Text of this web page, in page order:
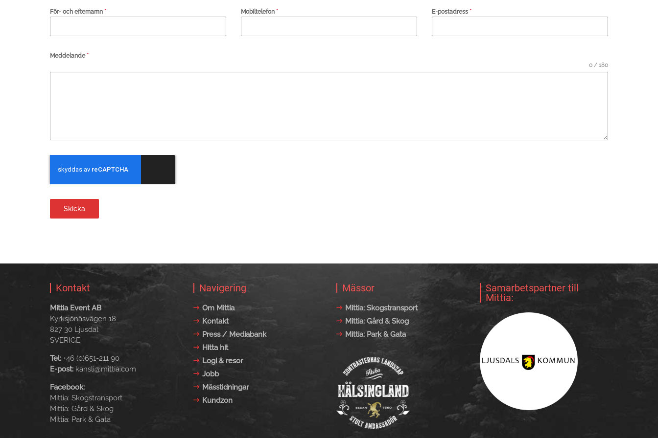
För- och efternamn * Mobiltelefon * E-postadress *
Meddelande*
0 / 180
Skicka
Kontakt
Mittia Event AB
Kyrksjönäsvägen 18
827 30 Ljusdal
SVERIGE
Tel: +46 (0)651-211 90
E-post: kansli@mittia.com
Facebook:
Mittia: Skogstransport
Mittia: Gård & Skog
Mittia: Park & Gata
Navigering
Om Mittia
Kontakt
Press / Mediabank
Hitta hit
Logi & resor
Jobb
Mässtidningar
Kundzon
Mässor
Mittia: Skogstransport
Mittia: Gård & Skog
Mittia: Park & Gata
Samarbetspartner till
Mittia: